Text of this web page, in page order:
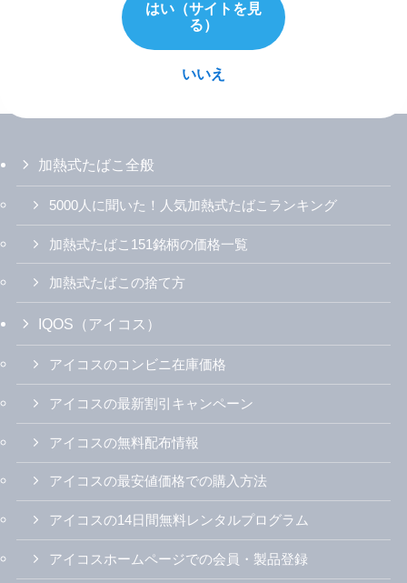
加熱式たばこ全般
5000人に聞いた！人気加熱式たばこランキング
加熱式たばこ151銘柄の価格一覧
加熱式たばこの捨て方
IQOS（アイコス）
アイコスのコンビニ在庫価格
アイコスの最新割引キャンペーン
アイコスの無料配布情報
アイコスの最安値価格での購入方法
アイコスの14日間無料レンタルプログラム
アイコスホームページでの会員・製品登録
はい（サイトを見
る）
いいえ